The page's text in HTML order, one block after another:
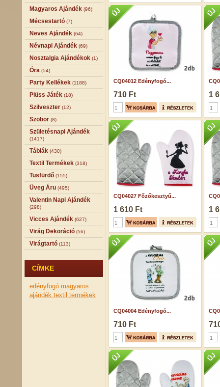
Magyaros Ajándék (96)
Mécsestartó (7)
Neves Ajándék (64)
Névnapi Ajándék (69)
Nosztalgia Ajándékok (1)
Óra (54)
Party Kellékek (1188)
Plüss Játék (18)
Szilveszter (12)
Szobor (8)
Születésnapi Ajándék
(1417)
Táblák (430)
Textil Termékek (318)
Tusfürdő (155)
Üveg Áru (495)
Valentin Napi Ajándék
(298)
Vicces Ajándék (627)
Virág Dekoráció (56)
Virágtartó (113)
CÍMKE
edényfogó magyaros
ajándék textil termékek
CQ04012 Edényfogó...
710 Ft 1
CQ04027 Főzőkesztyű...
1 610 Ft 1
CQ04004 Edényfogó...
710 Ft